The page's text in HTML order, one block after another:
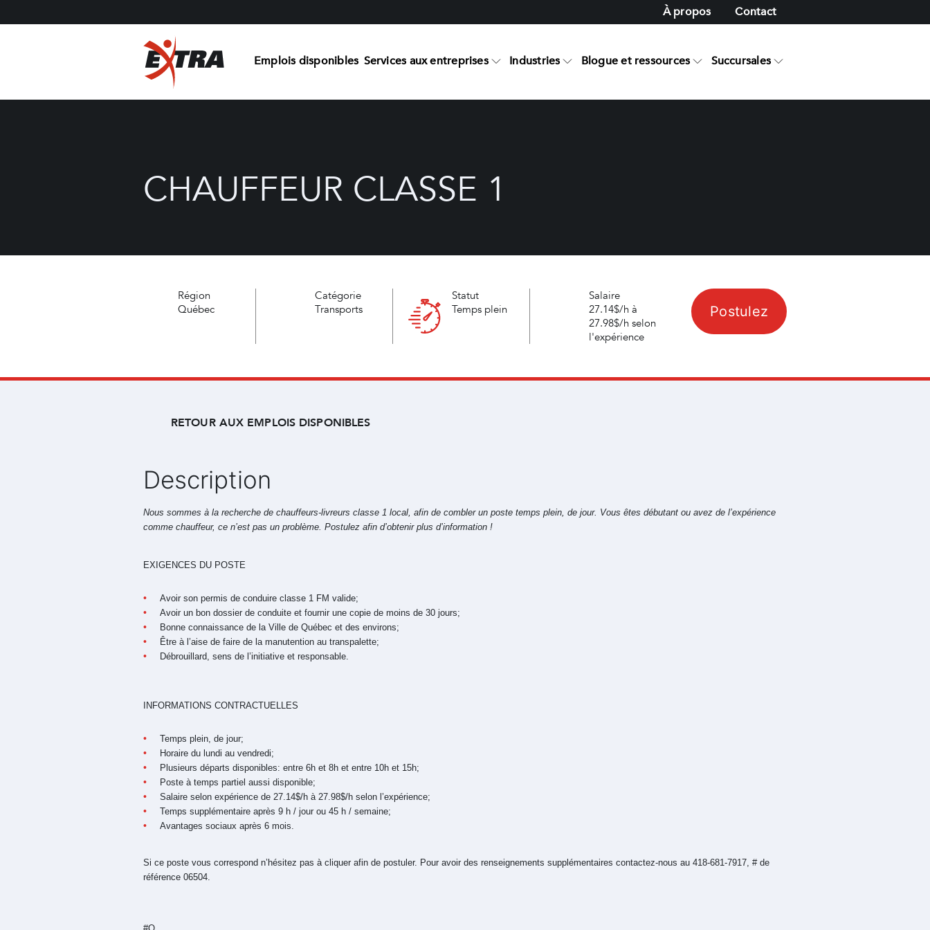
À propos Contact
Emplois disponibles Services aux entreprises Industries Blogue et ressources Succursales
CHAUFFEUR CLASSE 1
Région
Québec
Catégorie
Transports
Statut
Temps plein
Salaire
27.14$/h à
27.98$/h selon
l'expérience
Postulez
RETOUR AUX EMPLOIS DISPONIBLES
Description
Nous sommes à la recherche de chauffeurs-livreurs classe 1 local, afin de combler un poste temps plein, de jour. Vous êtes débutant ou avez de l’expérience
comme chauffeur, ce n’est pas un problème. Postulez afin d’obtenir plus d’information !
EXIGENCES DU POSTE
Avoir son permis de conduire classe 1 FM valide;
Avoir un bon dossier de conduite et fournir une copie de moins de 30 jours;
Bonne connaissance de la Ville de Québec et des environs;
Être à l’aise de faire de la manutention au transpalette;
Débrouillard, sens de l’initiative et responsable.
INFORMATIONS CONTRACTUELLES
Temps plein, de jour;
Horaire du lundi au vendredi;
Plusieurs départs disponibles: entre 6h et 8h et entre 10h et 15h;
Poste à temps partiel aussi disponible;
Salaire selon expérience de 27.14$/h à 27.98$/h selon l’expérience;
Temps supplémentaire après 9 h / jour ou 45 h / semaine;
Avantages sociaux après 6 mois.
Si ce poste vous correspond n’hésitez pas à cliquer afin de postuler. Pour avoir des renseignements supplémentaires contactez-nous au 418-681-7917, # de
référence 06504